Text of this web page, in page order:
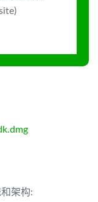
架构: